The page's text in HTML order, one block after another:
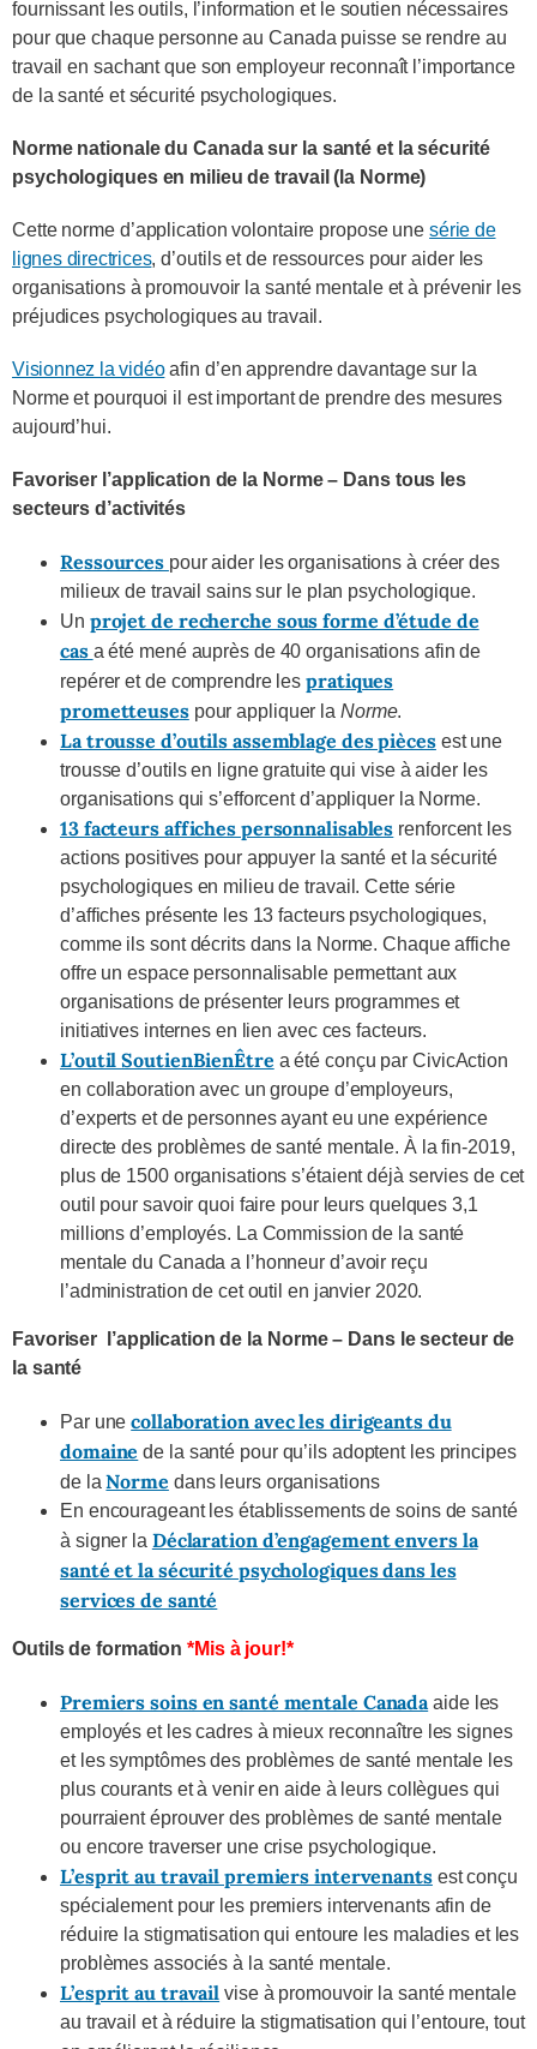
fournissant les outils, l’information et le soutien nécessaires
pour que chaque personne au Canada puisse se rendre au
travail en sachant que son employeur reconnaît l’importance
de la santé et sécurité psychologiques.
Norme nationale du Canada sur la santé et la sécurité
psychologiques en milieu de travail (la Norme)
Cette norme d’application volontaire propose unesérie de
lignes directrices, d’outils et de ressources pour aider les
organisations à promouvoir la santé mentale et à prévenir les
préjudices psychologiques au travail.
Visionnez la vidéoafin d’en apprendre davantage sur la
Norme et pourquoi il est important de prendre des mesures
aujourd’hui.
Favoriser l’application de la Norme – Dans tous les
secteurs d’activités
Ressources pour aider les organisations à créer des
milieux de travail sains sur le plan psychologique.
Un projet de recherche sous forme d’étude de
cas a été mené auprès de 40 organisations afin de
repérer et de comprendre lespratiques
prometteusespour appliquer la Norme.
La trousse d’outils assemblage des piècesest une
trousse d’outils en ligne gratuite qui vise à aider les
organisations qui s’efforcent d’appliquer la Norme.
13 facteurs affiches personnalisables renforcent les
actions positives pour appuyer la santé et la sécurité
psychologiques en milieu de travail. Cette série
d’affiches présente les 13 facteurs psychologiques,
comme ils sont décrits dans la Norme. Chaque affiche
offre un espace personnalisable permettant aux
organisations de présenter leurs programmes et
initiatives internes en lien avec ces facteurs.
L’outil SoutienBienÊtre a été conçu par CivicAction
en collaboration avec un groupe d’employeurs,
d’experts et de personnes ayant eu une expérience
directe des problèmes de santé mentale. À la fin-2019,
plus de 1500 organisations s’étaient déjà servies de cet
outil pour savoir quoi faire pour leurs quelques 3,1
millions d’employés. La Commission de la santé
mentale du Canada a l’honneur d’avoir reçu
l’administration de cet outil en janvier 2020.
Favoriser l’application de la Norme – Dans le secteur de
la santé
Par unecollaboration avec les dirigeants du
domaine de la santé pour qu’ils adoptent les principes
de laNorme dans leurs organisations
En encourageant les établissements de soins de santé
à signer la Déclaration d’engagement envers la
santé et la sécurité psychologiques dans les
services de santé
Outils de formation *Mis à jour!*
Premiers soins en santé mentale Canada aide les
employés et les cadres à mieux reconnaître les signes
et les symptômes des problèmes de santé mentale les
plus courants et à venir en aide à leurs collègues qui
pourraient éprouver des problèmes de santé mentale
ou encore traverser une crise psychologique.
L’esprit au travail premiers intervenantsest conçu
spécialement pour les premiers intervenants afin de
réduire la stigmatisation qui entoure les maladies et les
problèmes associés à la santé mentale.
L’esprit au travail vise à promouvoir la santé mentale
au travail et à réduire la stigmatisation qui l’entoure, tout